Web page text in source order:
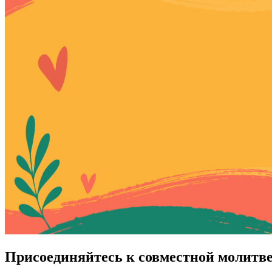
Присоединяйтесь к совместной